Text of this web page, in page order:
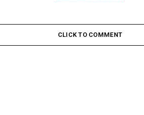
CLICK TO COMMENT